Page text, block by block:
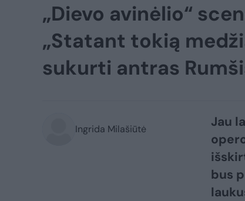
„Dievo avinėlio“
„Statant tokią
sukurti antras
Ingrida Milašiūtė
Jau
bus